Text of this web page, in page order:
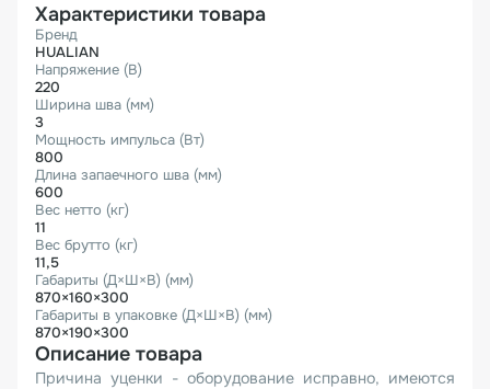
Характеристики товара
Бренд
HUALIAN
Напряжение (В)
220
Ширина шва (мм)
3
Мощность импульса (Вт)
800
Длина запаечного шва (мм)
600
Вес нетто (кг)
11
Вес брутто (кг)
11,5
Габариты (Д×Ш×В) (мм)
870×160×300
Габариты в упаковке (Д×Ш×В) (мм)
870×190×300
Описание товара
Причина уценки - оборудование исправно, имеются